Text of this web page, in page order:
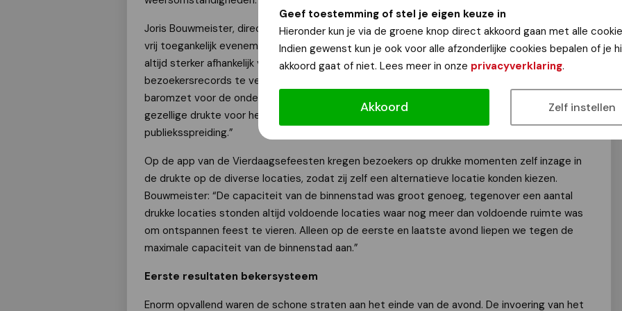
Geef toestemming of stel je eigen keuze in
Hieronder kun je via de groene knop direct akkoord gaan met alle
Indien gewenst kun je ook voor alle afzonderlijke cookies bepalen of je
akkoord gaat of niet. Lees meer in onze privacyverklaring.
Akkoord Zelf instellen
Joris Bouwmeister, directeur-bestuurder van Stichting Vierdaagsefeesten: “Omdat wij een
vrij toegankelijk evenement zijn waarvoor mensen geen entreekaartje hoeven te kopen, zijn wij
altijd sterker afhankelijk van het weer. Het is ook niet onze ambitie om elke editie
bezoekersrecords te vestigen: we willen een fijn, toegankelijk evenement zijn met een goede
baromzet voor de ondernemers - daarvan wordt immers alle programmering betaald - en een
gezellige drukte voor het publiek. Daarom houden wij ons vooral bezig met sfeerbeleving en
publieksspreiding.”
Op de app van de Vierdaagsefeesten kregen bezoekers op drukke momenten zelf inzage in
de drukte op de diverse locaties, zodat zij zelf een alternatieve locatie konden kiezen.
Bouwmeister: “De capaciteit van de binnenstad was groot genoeg, tegenover een aantal
drukke locaties stonden altijd voldoende locaties waar nog meer dan voldoende ruimte was
om ontspannen feest te vieren. Alleen op de eerste en laatste avond liepen we tegen de
maximale capaciteit van de binnenstad aan.”
Eerste resultaten bekersysteem
Enorm opvallend waren de schone straten aan het einde van de avond. De invoering van het